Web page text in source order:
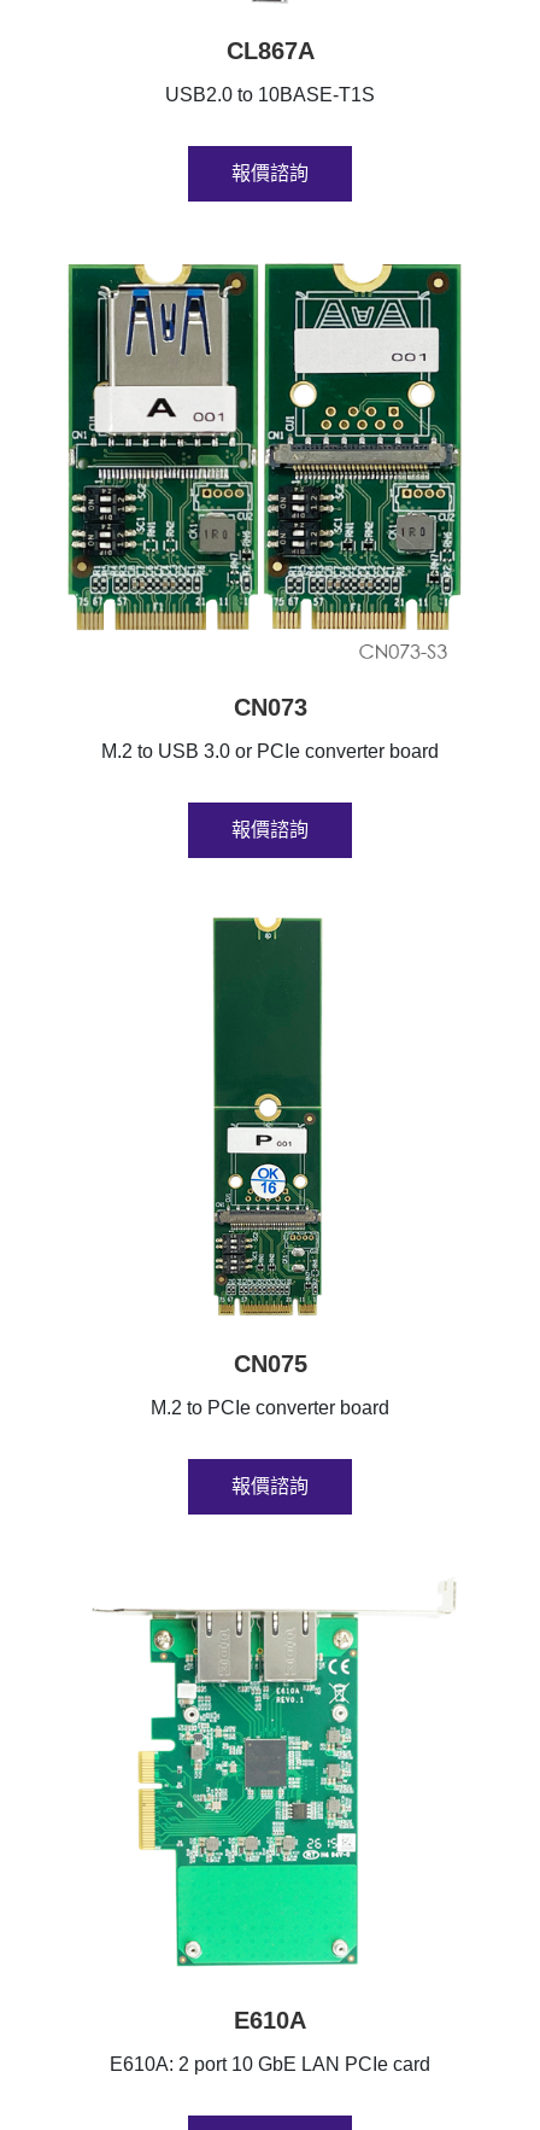
CL867A
USB2.0 to 10BASE-T1S
報價諮詢
CN073
M.2 to USB 3.0 or PCIe converter board
報價諮詢
CN075
M.2 to PCIe converter board
報價諮詢
E610A
E610A: 2 port 10 GbE LAN PCIe card